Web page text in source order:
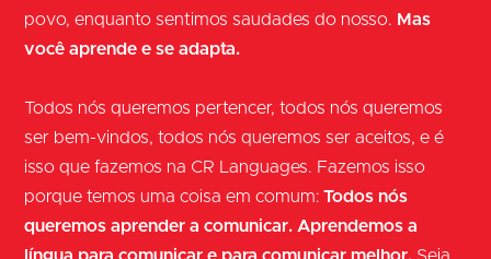
povo, enquanto sentimos saudades do nosso. Mas
você aprende e se adapta.
Todos nós queremos pertencer, todos nós queremos
ser bem-vindos, todos nós queremos ser aceitos, e é
isso que fazemos na CR Languages. Fazemos isso
porque temos uma coisa em comum:Todos nós
queremos aprender a comunicar. Aprendemos a